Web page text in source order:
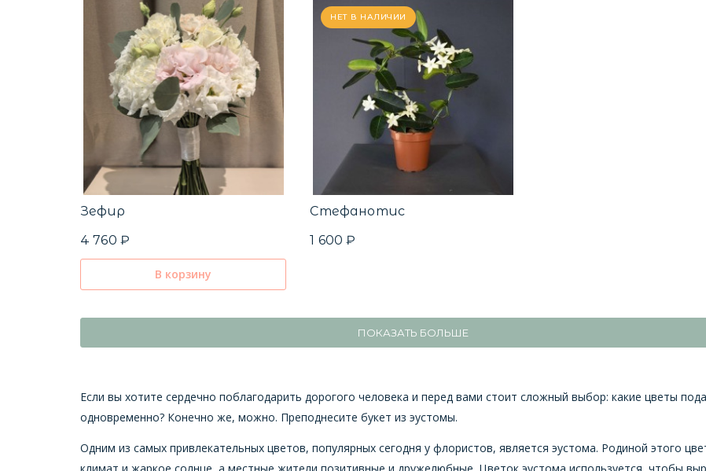
Зефир
4 760 ₽
В корзину
НЕТ В НАЛИЧИИ
Стефанотис
1 600 ₽
ПОКАЗАТЬ БОЛЬШЕ
Если вы хотите сердечно поблагодарить дорогого человека и перед вами стоит сложный выбор: какие цветы
одновременно? Конечно же, можно. Преподнесите букет из эустомы.
Одним из самых привлекательных цветов, популярных сегодня у флористов, является эустома. Родиной этого